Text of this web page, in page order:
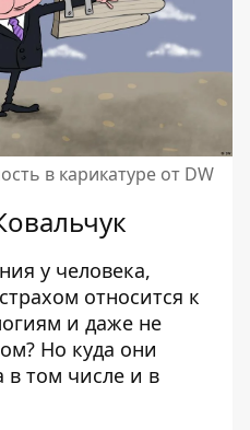
в карикатуре от DW
у человека,
относится к
и даже не
Но куда они
в том числе и в